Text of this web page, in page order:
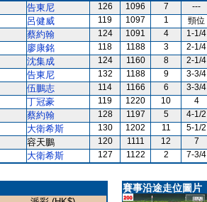
告東尼 126 1096 7 ---
呂健威 119 1097 1 頸位
蔡約翰 124 1091 4 1-1/4
廖康銘 118 1188 3 2-1/4
沈集成 124 1160 8 2-1/4
告東尼 132 1188 9 3-3/4
伍鵬志 114 1166 6 3-3/4
丁冠豪 119 1220 10 4
蔡約翰 128 1197 5 4-1/2
大衛希斯 130 1202 11 5-1/2
容天鵬 120 1111 12 7
大衛希斯 127 1122 2 7-3/4
賽事沿途走位圖片